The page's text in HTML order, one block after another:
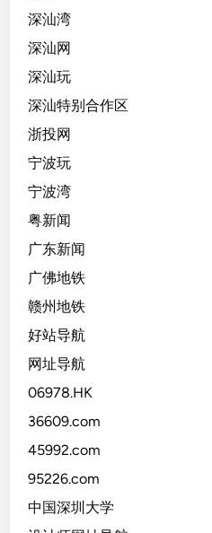
深汕湾
深汕网
深汕玩
深汕特别合作区
浙投网
宁波玩
宁波湾
粤新闻
广东新闻
广佛地铁
赣州地铁
好站导航
网址导航
06978.HK
36609.com
45992.com
95226.com
中国深圳大学